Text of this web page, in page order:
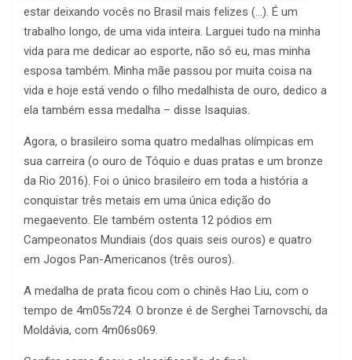
estar deixando vocês no Brasil mais felizes (…). É um
trabalho longo, de uma vida inteira. Larguei tudo na minha
vida para me dedicar ao esporte, não só eu, mas minha
esposa também. Minha mãe passou por muita coisa na
vida e hoje está vendo o filho medalhista de ouro, dedico a
ela também essa medalha – disse Isaquias.
Agora, o brasileiro soma quatro medalhas olímpicas em
sua carreira (o ouro de Tóquio e duas pratas e um bronze
da Rio 2016). Foi o único brasileiro em toda a história a
conquistar três metais em uma única edição do
megaevento. Ele também ostenta 12 pódios em
Campeonatos Mundiais (dos quais seis ouros) e quatro
em Jogos Pan-Americanos (três ouros).
A medalha de prata ficou com o chinês Hao Liu, com o
tempo de 4m05s724. O bronze é de Serghei Tarnovschi, da
Moldávia, com 4m06s069.